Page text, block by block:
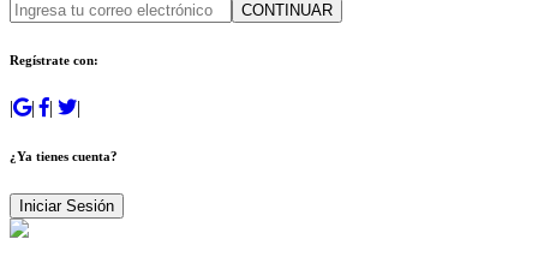
CONTINUAR
Regístrate con:
| | | |
¿Ya tienes cuenta?
Iniciar Sesión